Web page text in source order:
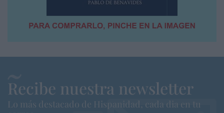
Recibe nuestra newsletter
Lo más destacado de Hispanidad, cada dia en tu